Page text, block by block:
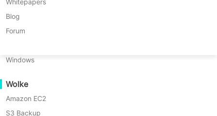
Datensicherheit
Sicherung in die Cloud
GDPR-Compliance
FusionOne Compute
NexaVM
Physischer Server
Windows
Wolke
Amazon EC2
S3 Backup
Whitepapers
Blog
Forum
wenn Sie unsere Dienste („Services“) nutzen, einschließlich
wenn Sie:
Treten Sie mit uns in anderen damit verbundenen
Angelegenheiten in Verbindung, einschließlich
Vertrieb, Marketing oder Veranstaltungen.